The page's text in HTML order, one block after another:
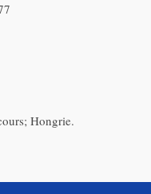
Hongrie.